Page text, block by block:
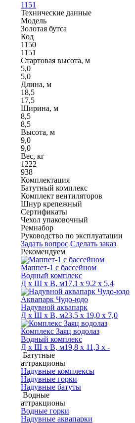
1151
Технические данные
Модель
Золотая бутса
Код
1150
1151
Стартовая высота, м
5,0
5,0
Длина, м
18,5
17,5
Ширина, м
8,5
8,5
Высота, м
9,0
9,0
Вес, кг
1222
938
Комплектация
Батутный комплекс
Комплект вентиляторов
Шнур крепежный
Сертификаты
Чехол упаковочный
Ремнабор
Руководство по эксплуатации
Задать вопрос Сделать заказ
Рекомендуем
Маппет-1 с бассейном
Водный комплекс
Д х Ш х В, м17,1 х 9,2 х 5,4
Аквапарк Чудо-юдо
Надувной аквапарк
Д х Ш х В, м23,5 х 19,0 х 7,0
Комплекс Заяц водолаз
Водный комплекс
Д х Ш х В, м19,8 х 11,3 х -
Батутные
аттракционы
Надувные комплексы
Надувные горки
Надувные батуты
Водные
аттракционы
Водные горки
Надувные аквапарки